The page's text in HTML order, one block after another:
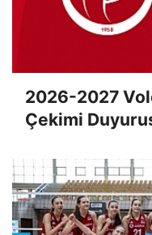
2026-2027
Çekimi